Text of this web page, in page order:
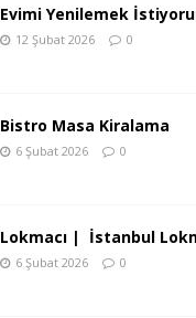
Evimi Yenilemek
12 Şubat 2026 0
Bistro Masa Kiralama
6 Şubat 2026 0
Lokmacı | İstanbul
6 Şubat 2026 0